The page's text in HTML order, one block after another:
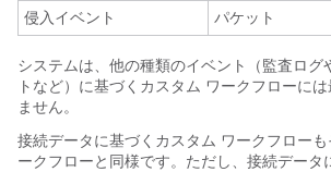
侵入イベント
パケット
システムは、他の種類のイベント（監査ログ
トなど）に基づくカスタム ワークフローに
ません。
接続データに基づくカスタム ワークフロー
ークフローと同様です。ただし、接続データ